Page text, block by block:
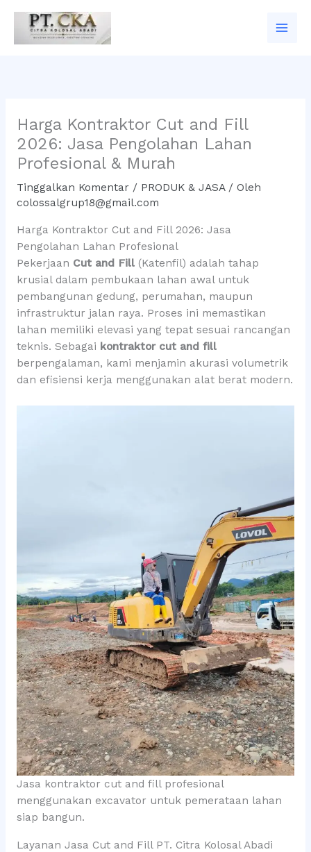
konten
Harga Kontraktor Cut and Fill
2026: Jasa Pengolahan Lahan
Profesional & Murah
Tinggalkan Komentar / PRODUK & JASA/ Oleh
colossalgrup18@gmail.com
Harga Kontraktor Cut and Fill 2026: Jasa
Pengolahan Lahan Profesional
Pekerjaan Cut and Fill(Katenfil) adalah tahap
krusial dalam pembukaan lahan awal untuk
pembangunan gedung, perumahan, maupun
infrastruktur jalan raya. Proses ini memastikan
lahan memiliki elevasi yang tepat sesuai rancangan
teknis. Sebagai kontraktor cut and fill
berpengalaman, kami menjamin akurasi volumetrik
dan efisiensi kerja menggunakan alat berat modern.
Jasa kontraktor cut and fill profesional
menggunakan excavator untuk pemerataan lahan
siap bangun.
Layanan Jasa Cut and Fill PT. Citra Kolosal Abadi